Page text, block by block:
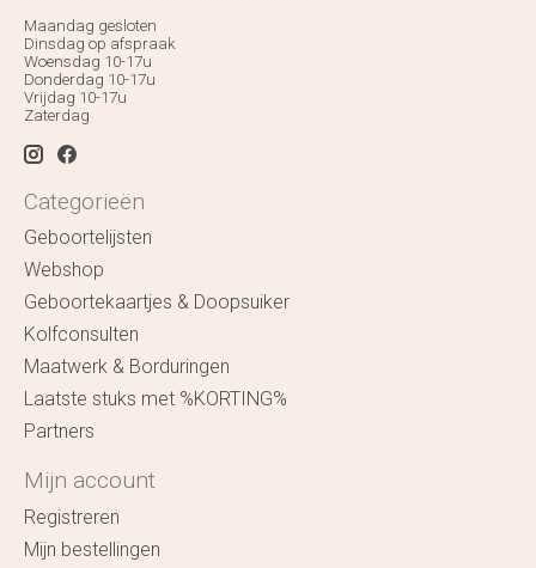
Maandag gesloten
Dinsdag op afspraak
Woensdag 10-17u
Donderdag 10-17u
Vrijdag 10-17u
Zaterdag
Categorieën
Geboortelijsten
Webshop
Geboortekaartjes & Doopsuiker
Kolfconsulten
Maatwerk & Borduringen
Laatste stuks met %KORTING%
Partners
Mijn account
Registreren
Mijn bestellingen